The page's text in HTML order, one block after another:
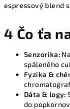
espressový blend
4 Čo ťa
Senzorika:
spáleného
Fyzika &
Dáta & logy:
do